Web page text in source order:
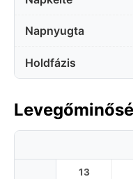
Napnyugta
Holdfázis
13